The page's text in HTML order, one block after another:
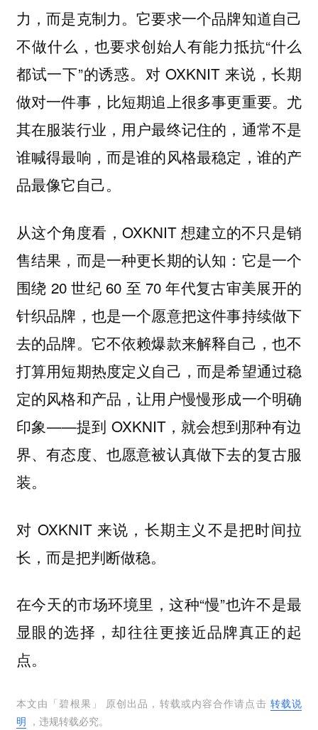
力，而是克制力。它要求一个品牌知道自己
不做什么，也要求创始人有能力抵抗“什么
都试一下”的诱惑。对 OXKNIT 来说，长期
做对一件事，比短期追上很多事更重要。尤
其在服装行业，用户最终记住的，通常不是
谁喊得最响，而是谁的风格最稳定，谁的产
品最像它自己。
从这个角度看，OXKNIT 想建立的不只是销
售结果，而是一种更长期的认知：它是一个
围绕 20 世纪 60 至 70 年代复古审美展开的
针织品牌，也是一个愿意把这件事持续做下
去的品牌。它不依赖爆款来解释自己，也不
打算用短期热度定义自己，而是希望通过稳
定的风格和产品，让用户慢慢形成一个明确
印象——提到 OXKNIT，就会想到那种有边
界、有态度、也愿意被认真做下去的复古服
装。
对 OXKNIT 来说，长期主义不是把时间拉
长，而是把判断做稳。
在今天的市场环境里，这种“慢”也许不是最
显眼的选择，却往往更接近品牌真正的起
点。
本文由「 碧根果 」 原创出品，转载或内容合作请点击 转载说
明 ，违规转载必究。